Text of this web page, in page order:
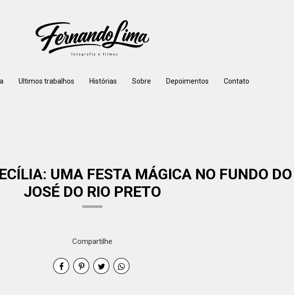
Ultimos trabalhos Histórias Sobre Depoimentos Contato
UMA FESTA MÁGICA NO FUNDO
JOSÉ DO RIO PRETO
Compartilhe